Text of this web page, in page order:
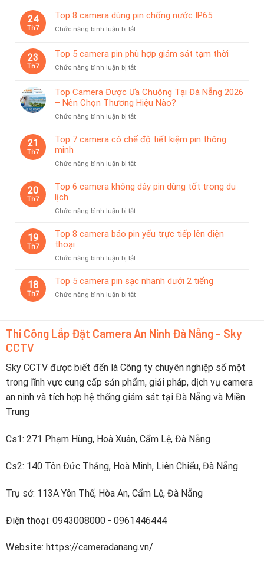
vàng
giá
từ
tiện
6
camera
có
sạc
24
Th7
Top 8 camera dùng pin chống nước IP65
Chức năng bình luận bị tắtở
8
camera
dùng
chống
nước
IP65
23
Th7
Top 5 camera pin phù hợp giám sát tạm thời
Chức năng bình luận bị tắtở
5
camera
pin
phù
giám
thời
Top Camera Được Ưa Chuộng Tại Đà Nẵng 2026
– Nên Chọn Thương Hiệu Nào?
Chức năng bình luận bị tắtở
Camera
Được
Chuộng
Đà
Chọn
Hiệu
21
Th7
Top 7 camera có chế độ tiết kiệm pin thông
minh
Chức năng bình luận bị tắtở
camera
chế
tiết
20
Th7
Top 6 camera không dây pin dùng tốt trong du
lịch
Chức năng bình luận bị tắtở
6
camera
dây
dùng
19
Th7
Top 8 camera báo pin yếu trực tiếp lên điện
thoại
Chức năng bình luận bị tắtở
8
báo
trực
tiếp
thoại
18
Th7
Top 5 camera pin sạc nhanh dưới 2 tiếng
Chức năng bình luận bị tắtở
pin
dưới
2
tiếng
Thi Công Lắp Đặt Camera An Ninh Đà Nẵng - Sky
CCTV
Sky CCTV được biết đến là Công ty chuyên nghiệp số một
trong lĩnh vực cung cấp sản phẩm, giải pháp, dịch vụ camera
an ninh và tích hợp hệ thống giám sát tại Đà Nẵng và Miền
Trung
Cs1: 271 Phạm Hùng, Hoà Xuân, Cẩm Lệ, Đà Nẵng
Cs2: 140 Tôn Đức Thắng, Hoà Minh, Liên Chiểu, Đà Nẵng
Trụ sở: 113A Yên Thế, Hòa An, Cẩm Lệ, Đà Nẵng
Điện thoại: 0943008000 - 0961446444
Website: https://cameradanang.vn/